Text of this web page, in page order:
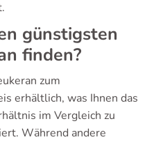
günstigsten
finden?
zum
erhältlich, was Ihnen das
im Vergleich zu
Während andere